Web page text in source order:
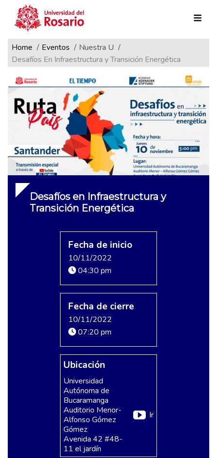
Pasar al contenido principal
Ruta de navegación
Home Eventos
Nuestra U
Desafíos En Infraestructura y Transición Energética
Desafíos en Infraestructura y
Transición Energética
Fecha de inicio
10/11/2022
04:30 pm
Fecha de cierre
10/11/2022
07:20 pm
Ubicación
Universidad
Autónoma de
Bucaramanga
Auditorio Menor-
Alfonso Gómez
Gómez
Avenida 42 #48-
11 el jardín
Ir